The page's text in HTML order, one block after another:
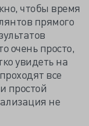
чтобы время
прямого
очень просто,
увидеть на
все
простой
не